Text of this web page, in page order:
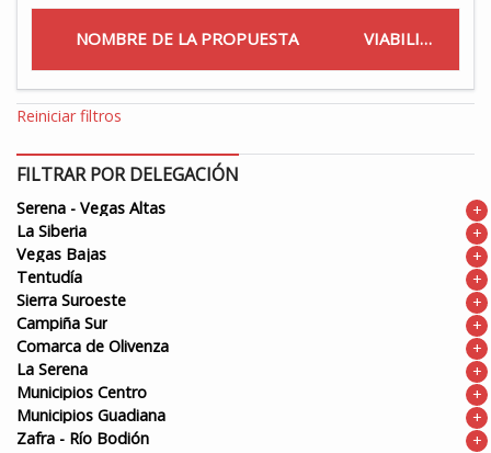
NOMBRE DE LA PROPUESTA VIABILIDAD
Reiniciar filtros
FILTRAR POR DELEGACIÓN